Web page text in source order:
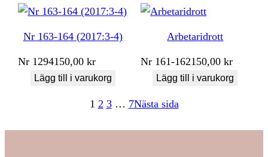
Nr 163-164 (2017:3-4)
Nr 1294150,00kr
Lägg till i varukorg
Arbetaridrott
Nr 161-162150,00kr
Lägg till i varukorg
1 2 3 … 7Nästa sida